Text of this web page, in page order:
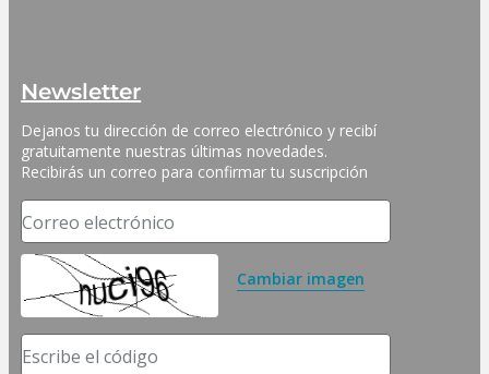
Newsletter
Dejanos tu dirección de correo electrónico y recibí
gratuitamente nuestras últimas novedades.
Recibirás un correo para confirmar tu suscripción
Correo electrónico
Cambiar imagen
Escribe el código